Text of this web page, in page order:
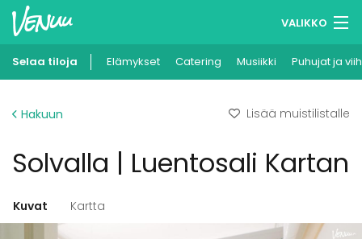
VALIKKO
Muistilistasi
Ilmoita kohteesi
Selaa tiloja Elämykset Catering Musiikki Puhujat ja
Hakuun Lisää muistilistalle
Solvalla | Luentosali Kartan
Kuvat Kartta